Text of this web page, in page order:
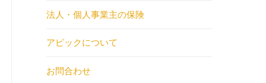
法人・個人事業主の保険
アピックについて
お問合わせ